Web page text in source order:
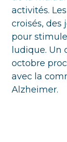
activités.
croisés, des
pour
ludique. Un
octobre
avec la
Alzheimer.